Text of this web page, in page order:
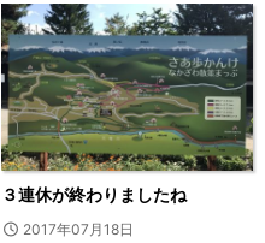
３連休が終わりましたね
2017年07月18日